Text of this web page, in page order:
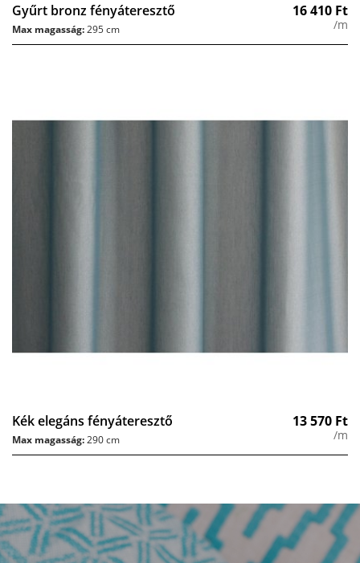
Gyűrt bronz fényáteresztő 16 410 Ft
/m
Max magasság:295 cm
Kék elegáns fényáteresztő 13 570 Ft
/m
Max magasság:290 cm